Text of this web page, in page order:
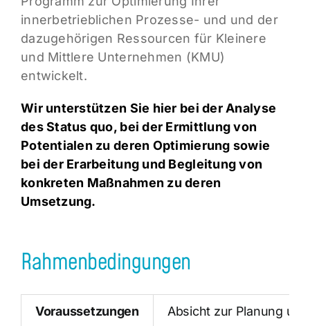
innerbetrieblichen Prozesse- und und der
dazugehörigen Ressourcen für Kleinere
und Mittlere Unternehmen (KMU)
entwickelt.
Wir unterstützen Sie hier bei der Analyse
des Status quo, bei der Ermittlung von
Potentialen zu deren Optimierung sowie
bei der Erarbeitung und Begleitung von
konkreten Maßnahmen zu deren
Umsetzung.
Rahmenbedingungen
Voraussetzungen Absicht zur Planung